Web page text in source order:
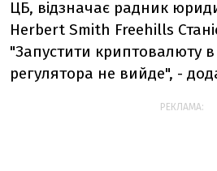
ЦБ, відзначає радник
Herbert Smith Freehills
"Запустити криптовалюту в
регулятора не вийде", -
РЕКЛАМА: